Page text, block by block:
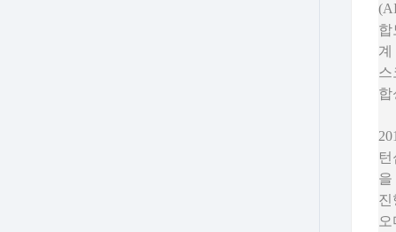
합
계
스
합
을
진
오